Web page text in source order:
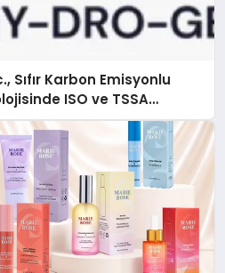
Sıfır Karbon Emisyonlu
ISO ve TSSA
Aldı